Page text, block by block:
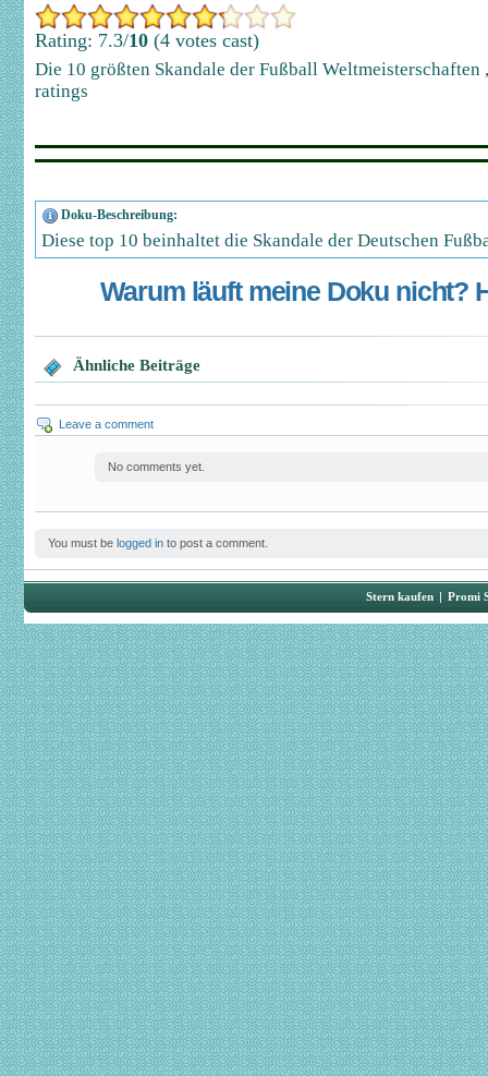
Rating: 7.3/10 (4 votes cast)
Die 10 größten Skandale der Fußball Weltmeisterschaften
ratings
Doku-Beschreibung:
Diese top 10 beinhaltet die Skandale der Deutschen
Warum läuft meine Doku nicht?
Ähnliche Beiträge
Leave a comment
No comments yet.
You must be logged in to post a comment.
Stern kaufen | Promi